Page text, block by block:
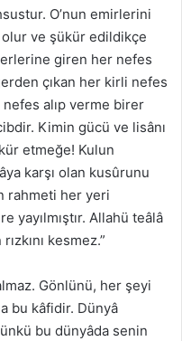
O’nun emirlerini
olur ve şükür edildikçe
giren her nefes
çıkan her kirli nefes
alıp verme birer
Kimin gücü ve lisânı
etmeğe! Kulun
karşı olan kusûrunu
rahmeti her yeri
yayılmıştır. Allahü teâlâ
kesmez.”
Gönlünü, her şeyi
bu kâfidir. Dünyâ
bu dünyâda senin